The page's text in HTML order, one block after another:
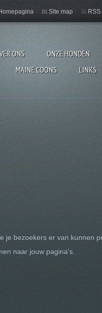
ONS ONZE HONDEN
MAINE COONS LINKS
Site map RSS
bezoekers er van kunnen
naar jouw pagina's.